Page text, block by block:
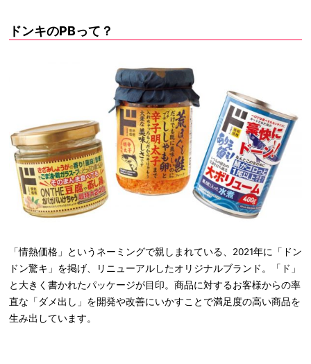
ドンキのPBって？
「情熱価格」というネーミングで親しまれている、2021年に「ドン
ドン驚キ」を掲げ、リニューアルしたオリジナルブランド。「ド」
と大きく書かれたパッケージが目印。商品に対するお客様からの率
直な「ダメ出し」を開発や改善にいかすことで満足度の高い商品を
生み出しています。